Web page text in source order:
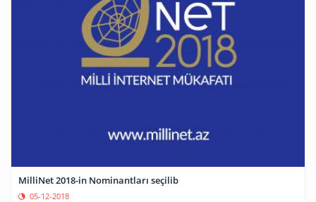
MilliNet 2018-in Nominantları seçilib
05-12-2018